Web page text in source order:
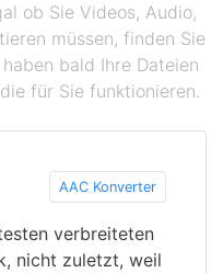
ob Sie Videos, Audio,
müssen, finden Sie
bald Ihre Dateien
für Sie funktionieren.
AAC Konverter
verbreiteten
nicht zuletzt, weil